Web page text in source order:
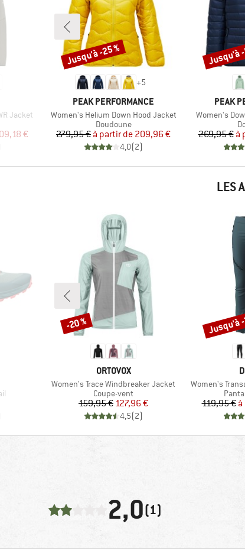
Jacket
€
+5
MARQUE
PEAK PERFORMANCE
Article
Women's Helium Down Hood Jacket
Product group
Doudoune
Prix
279,95 € Prix réduit
à partir de 209,96 €
4,0(2)
Remise
Jusqu'à -25 %
PEAK
Article
Women's
269,95 € à
Remise
Jusqu'à
LES
MARQUE
ORTOVOX
Article
Women's Trace Windbreaker Jacket
Product group
Coupe-vent
Prix
159,95 €Prix réduit
127,96 €
4,5(2)
Remise
-20 %
Article
Women's
119,95 €
Remise
Jusqu'à
2,0(1)